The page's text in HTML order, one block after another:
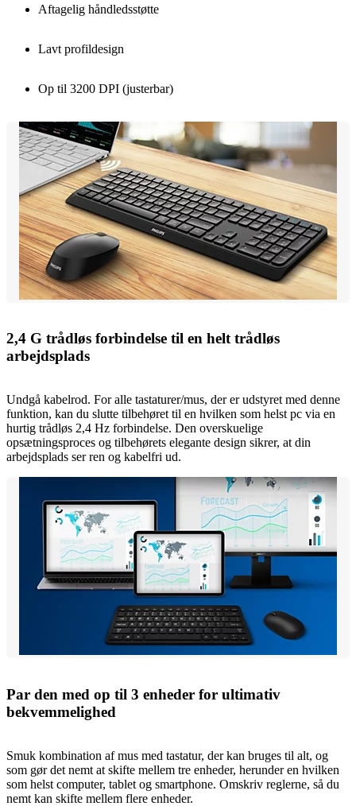
Aftagelig håndledsstøtte
Lavt profildesign
Op til 3200 DPI (justerbar)
2,4 G trådløs forbindelse til en helt trådløs
arbejdsplads
Undgå kabelrod. For alle tastaturer/mus, der er udstyret med denne
funktion, kan du slutte tilbehøret til en hvilken som helst pc via en
hurtig trådløs 2,4 Hz forbindelse. Den overskuelige
opsætningsproces og tilbehørets elegante design sikrer, at din
arbejdsplads ser ren og kabelfri ud.
Par den med op til 3 enheder for ultimativ
bekvemmelighed
Smuk kombination af mus med tastatur, der kan bruges til alt, og
som gør det nemt at skifte mellem tre enheder, herunder en hvilken
som helst computer, tablet og smartphone. Omskriv reglerne, så du
nemt kan skifte mellem flere enheder.